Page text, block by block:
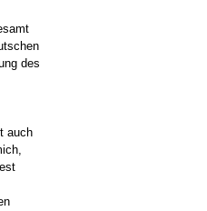
des
auch